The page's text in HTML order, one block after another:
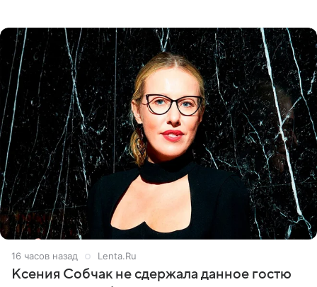
16 часов назад Lenta.Ru
Ксения Собчак не сдержала данное гостю